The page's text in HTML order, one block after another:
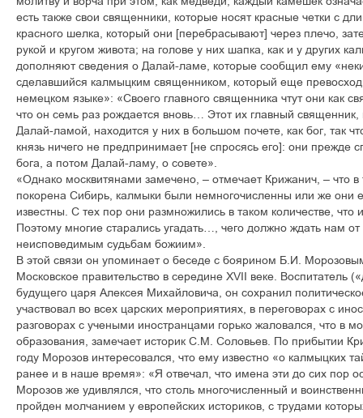
есть также свои священники, которые носят красные четки с
красного шелка, который они [перебрасывают] через плечо,
рукой и кругом живота; на голове у них шапка, как и у других
дополняют сведения о Далай-ламе, которые сообщил ему
сделавшийся калмыцким священником, который еще
немецком языке»: «Своего главного священника чтут они как
что он семь раз рождается вновь… Этот их главный священник,
Далай-ламой, находится у них в большом почете, как бог, так
князь ничего не предпринимает [не спросясь его]: они прежде
бога, а потом Далай-ламу, о совете».
«Однако москвитянами замечено, – отмечает Крижанич, – что
покорена Сибирь, калмыки были немногочисленны или же они
известны. С тех пор они размножились в таком количестве, что
Поэтому многие старались угадать…, чего должно ждать нам от
неисповедимым судьбам божиим».
В этой связи он упоминает о беседе с боярином Б.И.
Московское правительство в середине XVII веке. Воспитатель
будущего царя Алексея Михайловича, он сохранил
участвовал во всех царских мероприятиях, в переговорах с
разговорах с учеными иностранцами горько жаловался, что в
образования, замечает историк С.М. Соловьев. По прибытии
году Морозов интересовался, что ему известно «о калмыцких
ранее и в наше время»: «Я отвечал, что имена эти до сих пор
Морозов же удивлялся, что столь многочисленный и
пройден молчанием у европейских историков, с трудами